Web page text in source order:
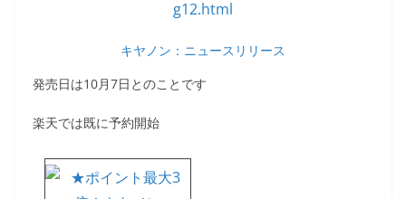
キヤノン：ニュースリリース
発売日は10月7日とのことです
楽天では既に予約開始